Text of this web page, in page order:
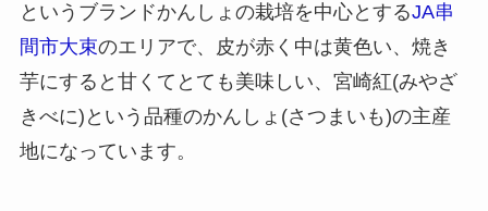
というブランドかんしょの栽培を中心とするJA串
間市大束のエリアで、皮が赤く中は黄色い、焼き
芋にすると甘くてとても美味しい、宮崎紅(みやざ
きべに)という品種のかんしょ(さつまいも)の主産
地になっています。